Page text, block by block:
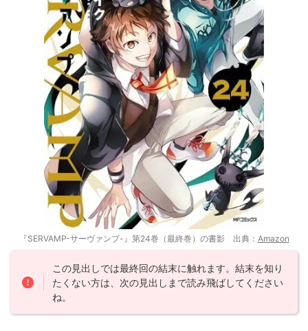
『SERVAMP-サーヴァンプ-』第24巻（最終巻）の書影 出典： Amazon
この見出しでは最終回の結末に触れます。結末を知り
たくない方は、次の見出しまで読み飛ばしてください
ね。